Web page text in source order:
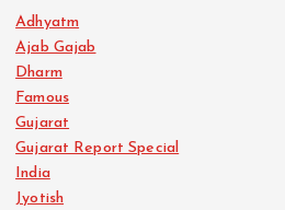
Adhyatm
Ajab Gajab
Dharm
Famous
Gujarat
Gujarat Report Special
India
Jyotish